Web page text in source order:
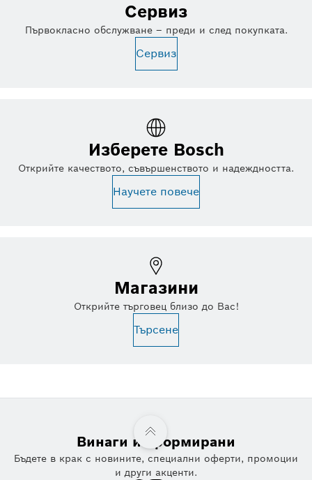
Сервиз
Първокласно обслужване – преди и след покупката.
Сервиз
Изберете Bosch
Открийте качеството, съвършенството и надеждността.
Научете повече
Магазини
Открийте търговец близо до Вас!
Търсене
Винаги информирани
Бъдете в крак с новините, специални оферти, промоции
и други акценти.